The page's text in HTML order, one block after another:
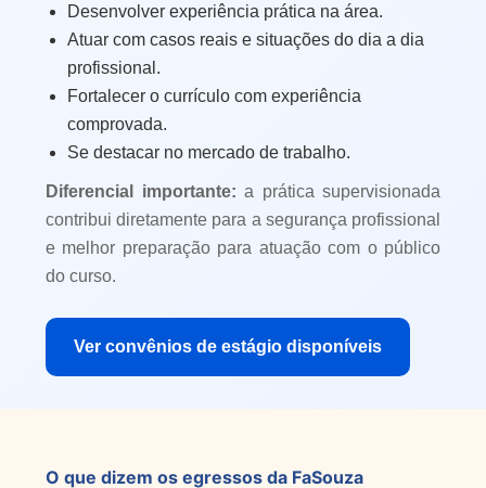
Desenvolver experiência prática na área.
Atuar com casos reais e situações do dia a dia
profissional.
Fortalecer o currículo com experiência
comprovada.
Se destacar no mercado de trabalho.
Diferencial importante: a prática supervisionada
contribui diretamente para a segurança profissional
e melhor preparação para atuação com o público
do curso.
Ver convênios de estágio disponíveis
O que dizem os egressos da FaSouza